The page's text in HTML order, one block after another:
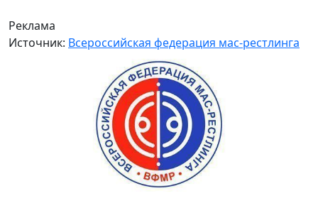
Реклама
Источник: Всероссийская федерация мас-рестлинга